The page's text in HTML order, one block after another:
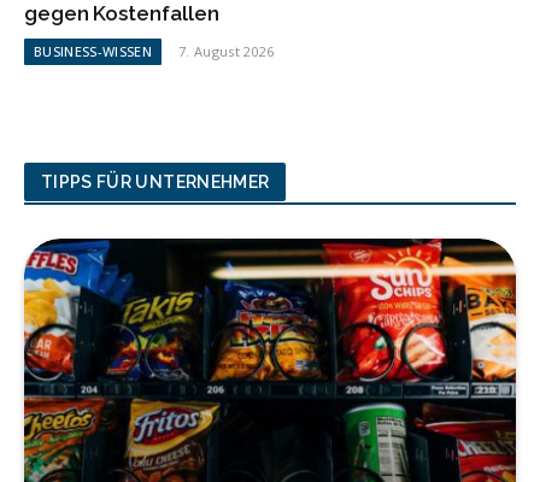
gegen Kostenfallen
BUSINESS-WISSEN 7. August 2026
TIPPS FÜR UNTERNEHMER